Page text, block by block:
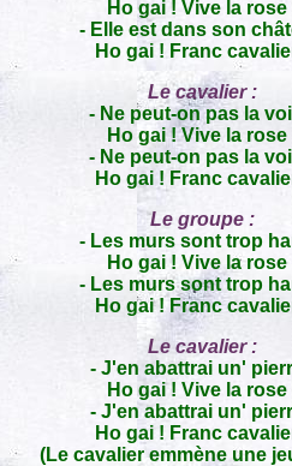
Ho gai ! Vive la rose
- Elle est dans son
Ho gai ! Franc
Le cavalier :
- Ne peut-on pas la
Ho gai ! Vive la rose
- Ne peut-on pas la
Ho gai ! Franc
Le groupe :
- Les murs sont trop
Ho gai ! Vive la rose
- Les murs sont trop
Ho gai ! Franc
Le cavalier :
- J'en abattrai un'
Ho gai ! Vive la rose
- J'en abattrai un'
Ho gai ! Franc
(Le cavalier emmène une